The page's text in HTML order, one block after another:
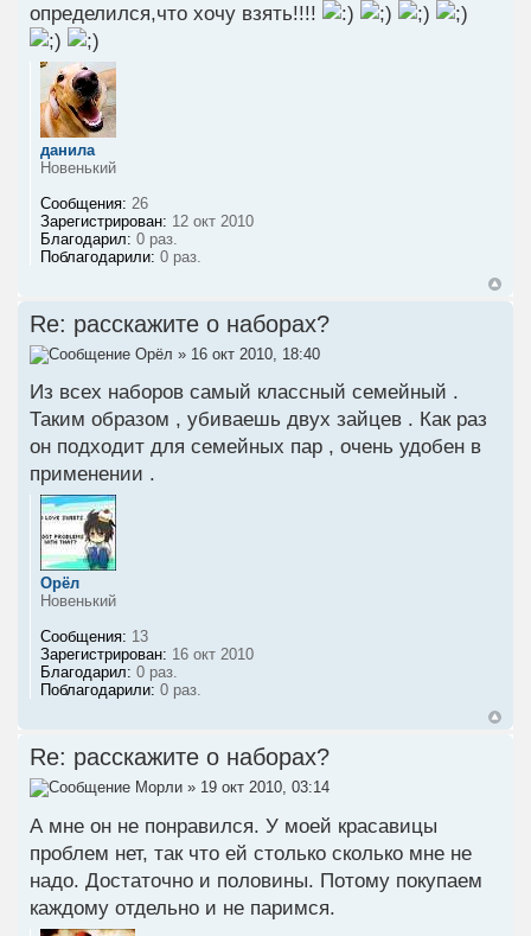
определился,что хочу взять!!!!
данила
Новенький
Сообщения: 26
Зарегистрирован: 12 окт 2010
Благодарил: 0 раз.
Поблагодарили: 0 раз.
Re: расскажите о наборах?
Орёл » 16 окт 2010, 18:40
Из всех наборов самый классный семейный .
Таким образом , убиваешь двух зайцев . Как раз
он подходит для семейных пар , очень удобен в
применении .
Орёл
Новенький
Сообщения: 13
Зарегистрирован: 16 окт 2010
Благодарил: 0 раз.
Поблагодарили: 0 раз.
Re: расскажите о наборах?
Морли » 19 окт 2010, 03:14
А мне он не понравился. У моей красавицы
проблем нет, так что ей столько сколько мне не
надо. Достаточно и половины. Потому покупаем
каждому отдельно и не паримся.